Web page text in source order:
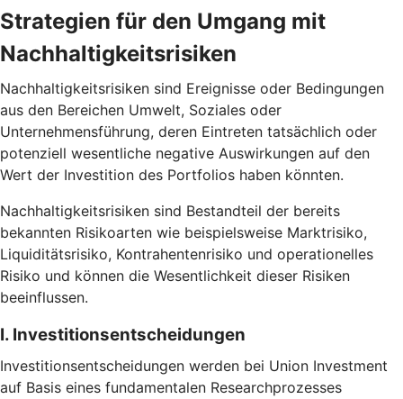
Strategien für den Umgang mit
Nachhaltigkeitsrisiken
Nachhaltigkeitsrisiken sind Ereignisse oder Bedingungen
aus den Bereichen Umwelt, Soziales oder
Unternehmensführung, deren Eintreten tatsächlich oder
potenziell wesentliche negative Auswirkungen auf den
Wert der Investition des Portfolios haben könnten.
Nachhaltigkeitsrisiken sind Bestandteil der bereits
bekannten Risikoarten wie beispielsweise Marktrisiko,
Liquiditätsrisiko, Kontrahentenrisiko und operationelles
Risiko und können die Wesentlichkeit dieser Risiken
beeinflussen.
I. Investitionsentscheidungen
Investitionsentscheidungen werden bei Union Investment
auf Basis eines fundamentalen Researchprozesses